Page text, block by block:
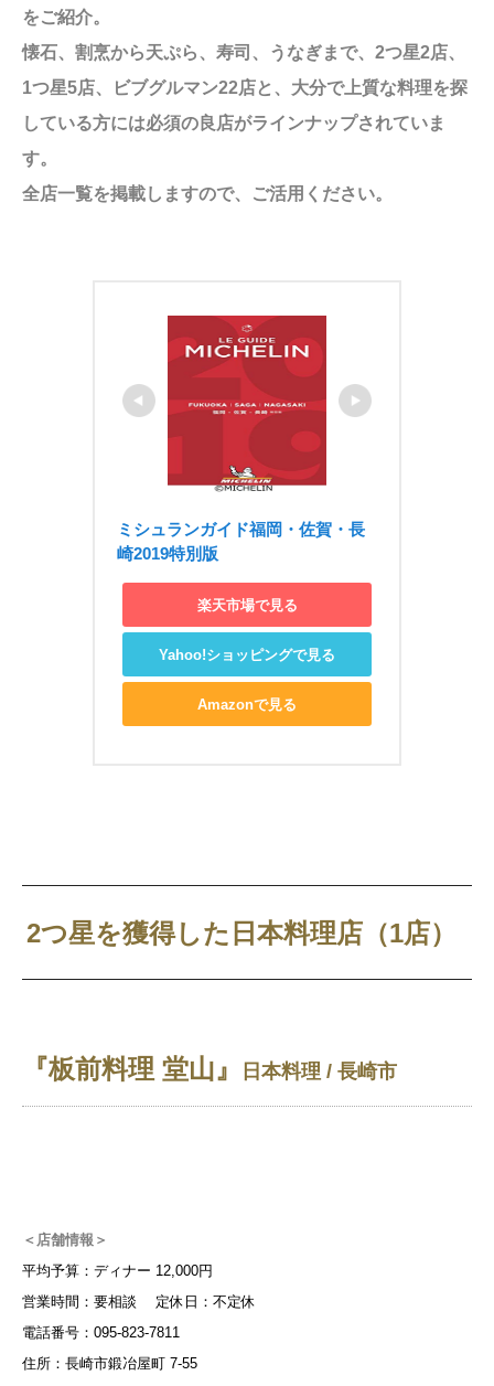
をご紹介。
懐石、割烹から天ぷら、寿司、うなぎまで、2つ星2店、
1つ星5店、ビブグルマン22店と、大分で上質な料理を探
している方には必須の良店がラインナップされていま
す。
全店一覧を掲載しますので、ご活用ください。
ミシュランガイド福岡・佐賀・長
崎2019特別版
楽天市場で見る
Yahoo!ショッピングで見る
Amazonで見る
2つ星を獲得した日本料理店（1店）
『板前料理 堂山』 日本料理 / 長崎市
＜店舗情報＞
平均予算：ディナー 12,000円
営業時間：要相談 定休日：不定休
電話番号：095-823-7811
住所：長崎市鍛冶屋町 7-55